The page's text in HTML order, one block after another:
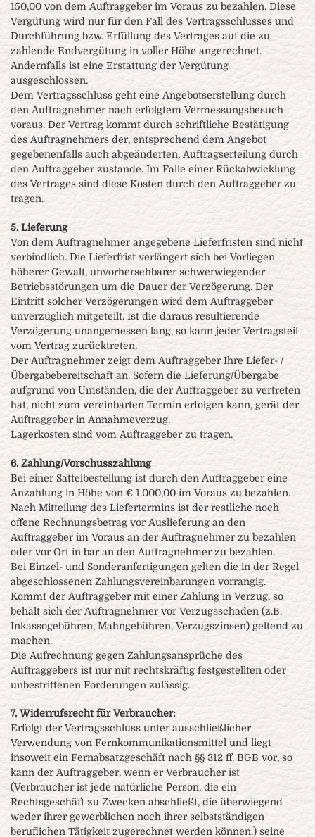
150,00 von dem Auftraggeber im Voraus zu bezahlen. Diese
Vergütung wird nur für den Fall des Vertragsschlusses und
Durchführung bzw. Erfüllung des Vertrages auf die zu
zahlende Endvergütung in voller Höhe angerechnet.
Andernfalls ist eine Erstattung der Vergütung
ausgeschlossen.
Dem Vertragsschluss geht eine Angebotserstellung durch
den Auftragnehmer nach erfolgtem Vermessungsbesuch
voraus. Der Vertrag kommt durch schriftliche Bestätigung
des Auftragnehmers der, entsprechend dem Angebot
gegebenenfalls auch abgeänderten, Auftragserteilung durch
den Auftraggeber zustande. Im Falle einer Rückabwicklung
des Vertrages sind diese Kosten durch den Auftraggeber zu
tragen.
5. Lieferung
Von dem Auftragnehmer angegebene Lieferfristen sind nicht
verbindlich. Die Lieferfrist verlängert sich bei Vorliegen
höherer Gewalt, unvorhersehbarer schwerwiegender
Betriebsstörungen um die Dauer der Verzögerung. Der
Eintritt solcher Verzögerungen wird dem Auftraggeber
unverzüglich mitgeteilt. Ist die daraus resultierende
Verzögerung unangemessen lang, so kann jeder Vertragsteil
vom Vertrag zurücktreten.
Der Auftragnehmer zeigt dem Auftraggeber Ihre Liefer- /
Übergabebereitschaft an. Sofern die Lieferung/Übergabe
aufgrund von Umständen, die der Auftraggeber zu vertreten
hat, nicht zum vereinbarten Termin erfolgen kann, gerät der
Auftraggeber in Annahmeverzug.
Lagerkosten sind vom Auftraggeber zu tragen.
6. Zahlung/Vorschusszahlung
Bei einer Sattelbestellung ist durch den Auftraggeber eine
Anzahlung in Höhe von € 1.000,00 im Voraus zu bezahlen.
Nach Mitteilung des Liefertermins ist der restliche noch
offene Rechnungsbetrag vor Auslieferung an den
Auftraggeber im Voraus an der Auftragnehmer zu bezahlen
oder vor Ort in bar an den Auftragnehmer zu bezahlen.
Bei Einzel- und Sonderanfertigungen gelten die in der Regel
abgeschlossenen Zahlungsvereinbarungen vorrangig.
Kommt der Auftraggeber mit einer Zahlung in Verzug, so
behält sich der Auftragnehmer vor Verzugsschaden (z.B.
Inkassogebühren, Mahngebühren, Verzugszinsen) geltend zu
machen.
Die Aufrechnung gegen Zahlungsansprüche des
Auftraggebers ist nur mit rechtskräftig festgestellten oder
unbestrittenen Forderungen zulässig.
7. Widerrufsrecht für Verbraucher:
Erfolgt der Vertragsschluss unter ausschließlicher
Verwendung von Fernkommunikationsmittel und liegt
insoweit ein Fernabsatzgeschäft nach §§ 312 ff. BGB vor, so
kann der Auftraggeber, wenn er Verbraucher ist
(Verbraucher ist jede natürliche Person, die ein
Rechtsgeschäft zu Zwecken abschließt, die überwiegend
weder ihrer gewerblichen noch ihrer selbstständigen
beruflichen Tätigkeit zugerechnet werden können.) seine